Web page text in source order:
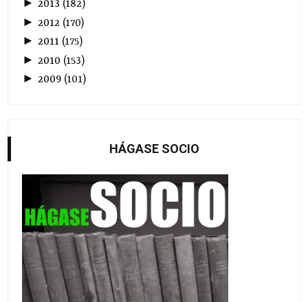
►2013 (182)
► 2012 (170)
►2011 (175)
► 2010 (153)
►2009 (101)
HÁGASE SOCIO